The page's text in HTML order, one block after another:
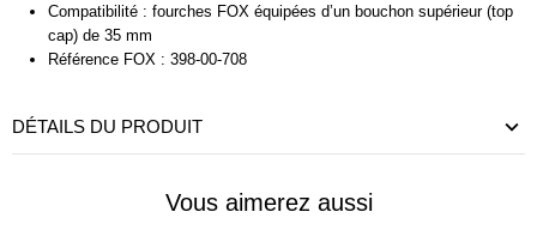
Compatibilité : fourches FOX équipées d’un bouchon supérieur (top
cap) de 35 mm
Référence FOX : 398-00-708
DÉTAILS DU PRODUIT
Vous aimerez aussi